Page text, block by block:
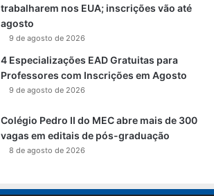
trabalharem nos EUA; inscrições vão até
agosto
9 de agosto de 2026
4 Especializações EAD Gratuitas para
Professores com Inscrições em Agosto
9 de agosto de 2026
Colégio Pedro II do MEC abre mais de 300
vagas em editais de pós-graduação
8 de agosto de 2026